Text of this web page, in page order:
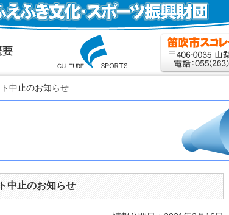
中止のお知らせ
中止のお知らせ